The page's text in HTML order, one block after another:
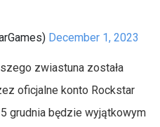
December 1, 2023
zwiastuna została
oficjalne konto Rockstar
grudnia będzie wyjątkowym